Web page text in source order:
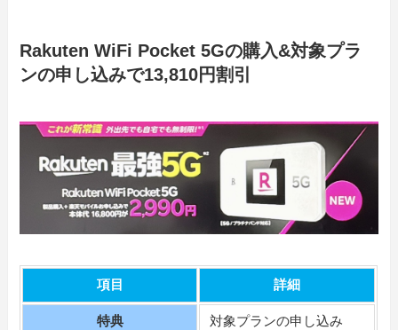
Rakuten WiFi Pocket 5Gの購入&対象プラ
ンの申し込みで13,810円割引
項目 詳細
特典
対象プランの申し込み